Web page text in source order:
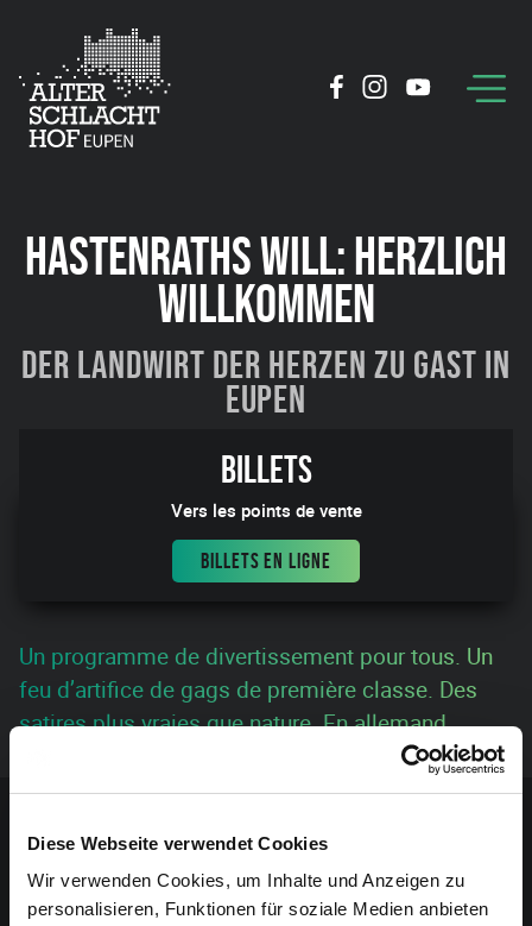
Diese Webseite verwendet Cookies
Wir verwenden Cookies, um Inhalte und Anzeigen zu
personalisieren, Funktionen für soziale Medien anbieten
HASTENRATHS WILL: HERZLICH
WILLKOMMEN
Der Landwirt der Herzen zu Gast in
Eupen
08:11
Billets
Vers les points de vente
BILLETS EN LIGNE
Un programme de divertissement pour tous. Un
feu d’artifice de gags de première classe. Des
satires plus vraies que nature. En allemand.